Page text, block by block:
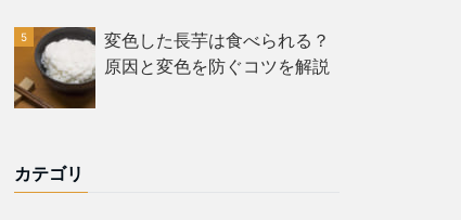
変色した長芋は食べられる？
原因と変色を防ぐコツを解説
カテゴリ